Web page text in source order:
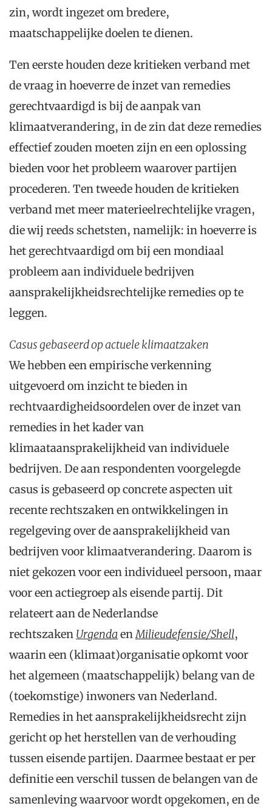
zin, wordt ingezet om bredere,
maatschappelijke doelen te dienen.
Ten eerste houden deze kritieken verband met
de vraag in hoeverre de inzet van remedies
gerechtvaardigd is bij de aanpak van
klimaatverandering, in de zin dat deze remedies
effectief zouden moeten zijn en een oplossing
bieden voor het probleem waarover partijen
procederen. Ten tweede houden de kritieken
verband met meer materieelrechtelijke vragen,
die wij reeds schetsten, namelijk: in hoeverre is
het gerechtvaardigd om bij een mondiaal
probleem aan individuele bedrijven
aansprakelijkheidsrechtelijke remedies op te
leggen.
Casus gebaseerd op actuele klimaatzaken
We hebben een empirische verkenning
uitgevoerd om inzicht te bieden in
rechtvaardigheidsoordelen over de inzet van
remedies in het kader van
klimaataansprakelijkheid van individuele
bedrijven. De aan respondenten voorgelegde
casus is gebaseerd op concrete aspecten uit
recente rechtszaken en ontwikkelingen in
regelgeving over de aansprakelijkheid van
bedrijven voor klimaatverandering. Daarom is
niet gekozen voor een individueel persoon, maar
voor een actiegroep als eisende partij. Dit
relateert aan de Nederlandse
rechtszaken Urgenda enMilieudefensie/Shell,
waarin een (klimaat)organisatie opkomt voor
het algemeen (maatschappelijk) belang van de
(toekomstige) inwoners van Nederland.
Remedies in het aansprakelijkheidsrecht zijn
gericht op het herstellen van de verhouding
tussen eisende partijen. Daarmee bestaat er per
definitie een verschil tussen de belangen van de
samenleving waarvoor wordt opgekomen, en de